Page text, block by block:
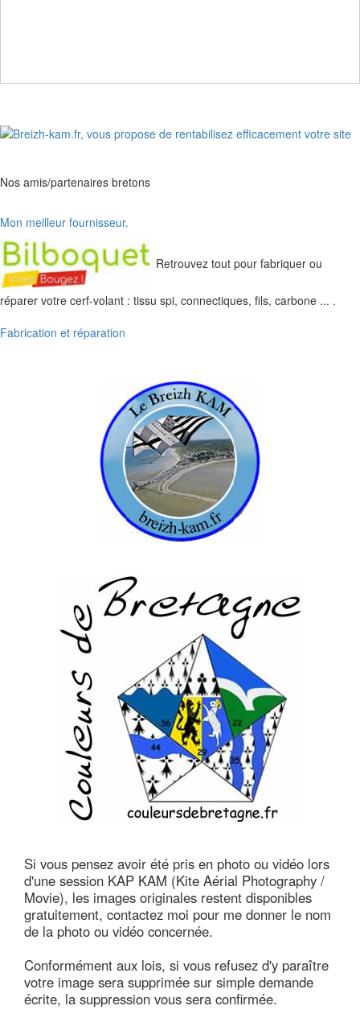
Nos amis/partenaires bretons
Mon meilleur fournisseur.
Retrouvez tout pour fabriquer ou
réparer votre cerf-volant : tissu spi, connectiques, fils, carbone ... .
Fabrication et réparation
Si vous pensez avoir été pris en photo ou vidéo lors
d'une session KAP KAM (Kite Aérial Photography /
Movie), les images originales restent disponibles
gratuitement, contactez moi pour me donner le nom
de la photo ou vidéo concernée.
Conformément aux lois, si vous refusez d'y paraître
votre image sera supprimée sur simple demande
écrite, la suppression vous sera confirmée.